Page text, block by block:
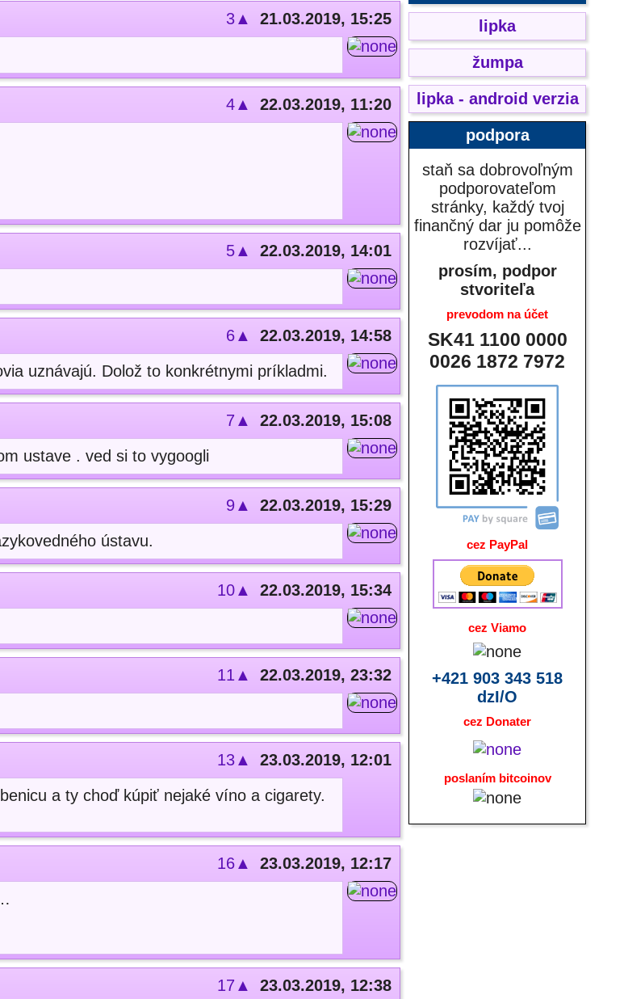
3▲ 21.03.2019, 15:25
4▲
22.03.2019, 11:20
5▲
22.03.2019, 14:01
6▲
22.03.2019, 14:58
uznávajú. Dolož to konkrétnymi príkladmi.
7▲
22.03.2019, 15:08
ustave . ved si to vygoogli
9▲
22.03.2019, 15:29
ústavu.
10▲
22.03.2019, 15:34
11▲
22.03.2019, 23:32
13▲
23.03.2019, 12:01
a ty choď kúpiť nejaké víno a cigarety.
16▲
23.03.2019, 12:17
17▲
23.03.2019, 12:38
lipka
žumpa
lipka - android verzia
podpora
staň sa dobrovoľným
podporovateľom
stránky, každý tvoj
finančný dar ju pomôže
rozvíjať...
prosím, podpor
stvoriteľa
prevodom na účet
SK41 1100 0000
0026 1872 7972
cez PayPal
cez Viamo
+421 903 343 518
dzI/O
cez Donater
poslaním bitcoinov